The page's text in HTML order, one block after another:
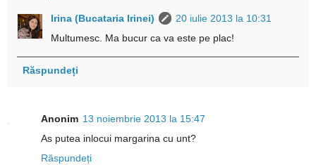
Irina (Bucataria Irinei)
20 iulie 2013 la 10:31
Multumesc. Ma bucur ca va este pe plac!
Răspundeți
Anonim 13 noiembrie 2013 la 15:47
As putea inlocui margarina cu unt?
Răspundeți